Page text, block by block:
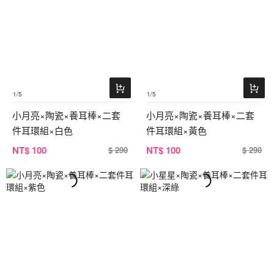
1/5
小月亮×陶瓷×養耳棒×二套
件耳環組×白色
NT$ 100 $ 290
1/5
小月亮×陶瓷×養耳棒×二套
件耳環組×黃色
NT$ 100 $ 290